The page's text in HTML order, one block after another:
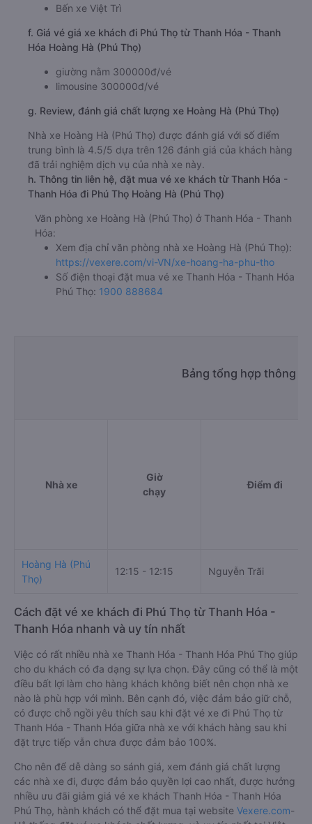
Bến xe Việt Trì
f. Giá vé giá xe khách đi Phú Thọ từ Thanh Hóa - Thanh
Hóa Hoàng Hà (Phú Thọ)
giường nằm 300000đ/vé
limousine 300000đ/vé
g. Review, đánh giá chất lượng xe Hoàng Hà (Phú Thọ)
Nhà xe Hoàng Hà (Phú Thọ) được đánh giá với số điểm
trung bình là 4.5/5 dựa trên 126 đánh giá của khách hàng
đã trải nghiệm dịch vụ của nhà xe này.
h. Thông tin liên hệ, đặt mua vé xe khách từ Thanh Hóa -
Thanh Hóa đi Phú Thọ Hoàng Hà (Phú Thọ)
Văn phòng xe Hoàng Hà (Phú Thọ) ở Thanh Hóa - Thanh
Hóa:
Xem địa chỉ văn phòng nhà xe Hoàng Hà (Phú Thọ):
https://vexere.com/vi-VN/xe-hoang-ha-phu-tho
Số điện thoại đặt mua vé xe Thanh Hóa - Thanh Hóa
Phú Thọ: 1900 888684
Bảng tổng hợp thông
Nhà xe
Giờ
chạy
Điểm đi
Hoàng Hà (Phú
Thọ)
12:15 - 12:15 Nguyễn Trãi
Cách đặt vé xe khách đi Phú Thọ từ Thanh Hóa -
Thanh Hóa nhanh và uy tín nhất
Việc có rất nhiều nhà xe Thanh Hóa - Thanh Hóa Phú Thọ giúp
cho du khách có đa dạng sự lựa chọn. Đây cũng có thể là một
điều bất lợi làm cho hàng khách không biết nên chọn nhà xe
nào là phù hợp với mình. Bên cạnh đó, việc đảm bảo giữ chỗ,
có được chỗ ngồi yêu thích sau khi đặt vé xe đi Phú Thọ từ
Thanh Hóa - Thanh Hóa giữa nhà xe với khách hàng sau khi
đặt trực tiếp vẫn chưa được đảm bảo 100%.
Cho nên để dễ dàng so sánh giá, xem đánh giá chất lượng
các nhà xe đi, được đảm bảo quyền lợi cao nhất, được hưởng
nhiều ưu đãi giảm giá vé xe khách Thanh Hóa - Thanh Hóa
Phú Thọ, hành khách có thể đặt mua tại website Vexere.com-